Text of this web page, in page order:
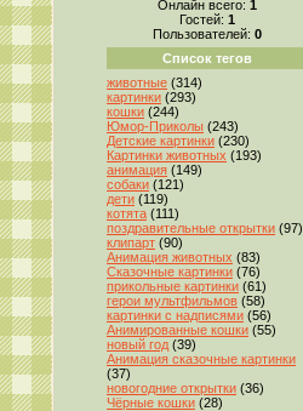
Онлайн всего: 1
Гостей: 1
Пользователей: 0
Список тегов
животные (314)
картинки (293)
кошки (244)
Юмор-Приколы (243)
Детские картинки (230)
Картинки животных (193)
анимация (149)
собаки (121)
дети (119)
котята (111)
поздравительные открытки (97)
клипарт (90)
Анимация животных (83)
Сказочные картинки (76)
прикольные картинки (61)
герои мультфильмов (58)
картинки с надписями (56)
Анимированные кошки (55)
новый год (39)
Анимация сказочные картинки
(37)
новогодние открытки (36)
Чёрные кошки (28)